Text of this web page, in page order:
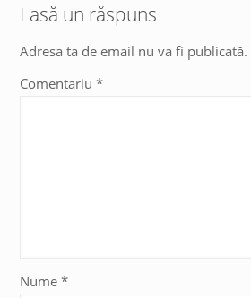
Lasă un răspuns
Adresa ta de email nu va fi publicată.
Comentariu *
Nume *